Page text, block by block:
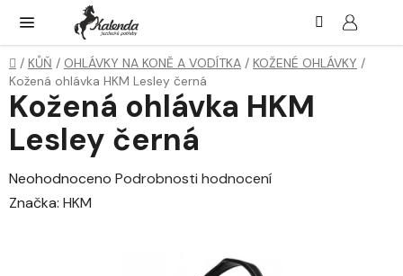
obsah
Domů
/ KŮŇ / OHLÁVKY NA KONĚ A VODÍTKA / KOŽENÉ OHLÁVKY /
Kožená ohlávka HKM Lesley černá
Kožená ohlávka HKM
Lesley černá
Průměrné
hodnocení
Neohodnoceno Podrobnosti hodnocení
Značka: HKM